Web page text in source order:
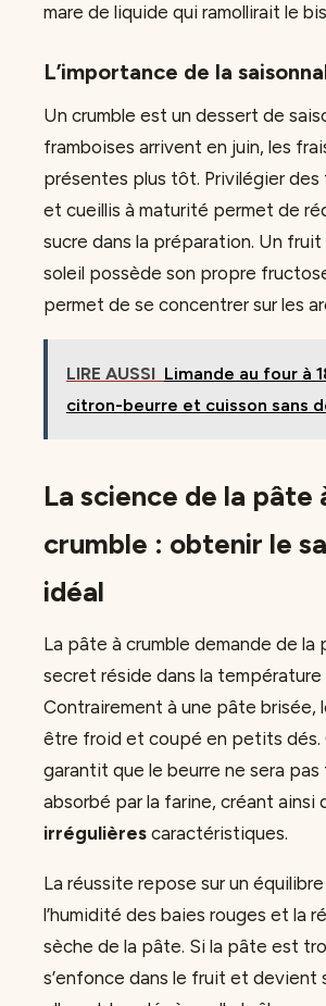
mare de liquide qui ramollirait le
L’importance de la
Un crumble est un dessert de
framboises arrivent en juin, les
présentes plus tôt. Privilégier des
et cueillis à maturité permet de
sucre dans la préparation. Un
soleil possède son propre
permet de se concentrer sur les
LIRE AUSSI Limande au four à
citron-beurre et cuisson sans
La science de la pâte
crumble : obtenir le
idéal
La pâte à crumble demande de la
secret réside dans la température
Contrairement à une pâte brisée,
être froid et coupé en petits dés.
garantit que le beurre ne sera
absorbé par la farine, créant ainsi
irrégulières caractéristiques.
La réussite repose sur un
l’humidité des baies rouges et la
sèche de la pâte. Si la pâte est
s’enfonce dans le fruit et devient